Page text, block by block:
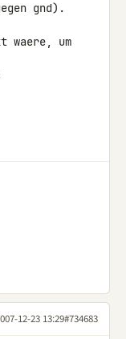
gnd).
waere, um
12-23 13:29#734683